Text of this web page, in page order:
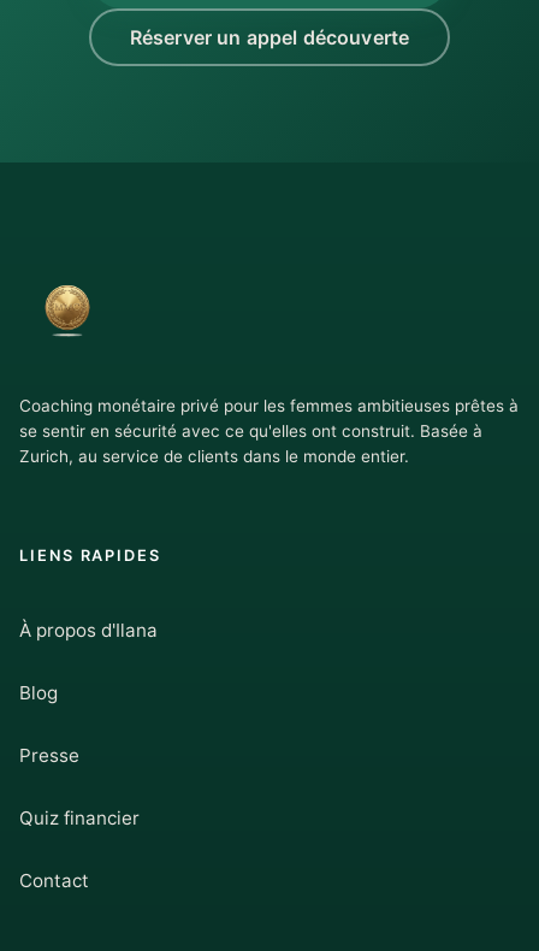
Réserver un appel découverte
Coaching monétaire privé pour les femmes ambitieuses prêtes à
se sentir en sécurité avec ce qu'elles ont construit. Basée à
Zurich, au service de clients dans le monde entier.
LIENS RAPIDES
À propos d'Ilana
Blog
Presse
Quiz financier
Contact